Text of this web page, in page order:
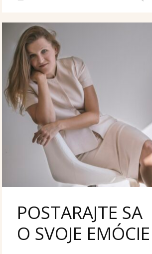
POSTARAJTE SA
O SVOJE EMÓCIE